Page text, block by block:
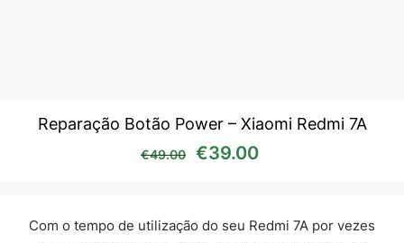
Reparação Botão Power – Xiaomi Redmi 7A
€49.00 O preço original era:
€39.00
Com o tempo de utilização do seu Redmi 7A por vezes